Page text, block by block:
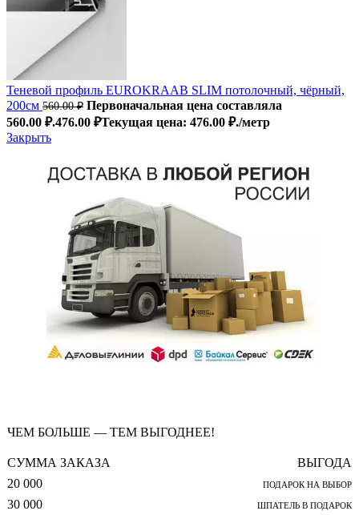
Теневой профиль EUROKRAAB SLIM потолочный, чёрный,
200см 560.00₽ Первоначальная цена составляла
560.00 ₽.476.00 ₽Текущая цена: 476.00 ₽./метр
Закрыть
ЧЕМ БОЛЬШЕ — ТЕМ ВЫГОДНЕЕ!
СУММА ЗАКАЗА
ВЫГОДА
20 000
ПОДАРОК НА ВЫБОР
30 000 ШПАТЕЛЬ В ПОДАРОК